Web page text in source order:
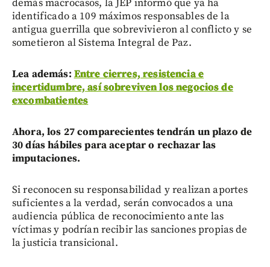
demás macrocasos, la JEP informó que ya ha
identificado a 109 máximos responsables de la
antigua guerrilla que sobrevivieron al conflicto y se
sometieron al Sistema Integral de Paz.
Lea además: Entre cierres, resistencia e
incertidumbre, así sobreviven los negocios de
excombatientes
Ahora, los 27 comparecientes tendrán un plazo de
30 días hábiles para aceptar o rechazar las
imputaciones.
Si reconocen su responsabilidad y realizan aportes
suficientes a la verdad, serán convocados a una
audiencia pública de reconocimiento ante las
víctimas y podrían recibir las sanciones propias de
la justicia transicional.